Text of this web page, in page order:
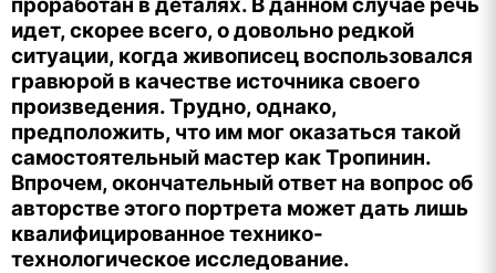
идет, скорее всего, о довольно редкой
ситуации, когда живописец воспользовался
гравюрой в качестве источника своего
произведения. Трудно, однако,
предположить, что им мог оказаться такой
самостоятельный мастер как Тропинин.
Впрочем, окончательный ответ на вопрос об
авторстве этого портрета может дать лишь
квалифицированное технико-
технологическое исследование.